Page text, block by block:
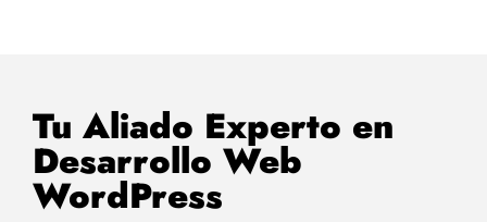
Tu Aliado Experto en
Desarrollo Web
WordPress